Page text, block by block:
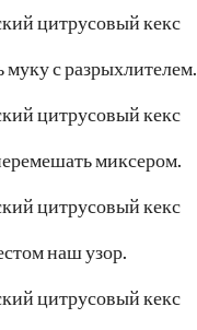
муку с разрыхлителем.
миксером.
наш узор.